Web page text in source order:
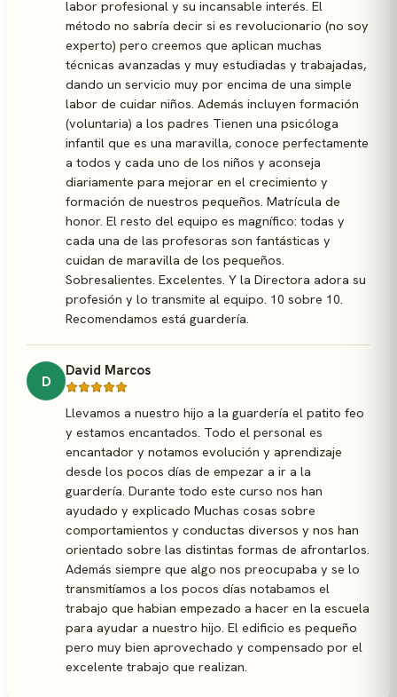
labor profesional y su incansable interés. El
método no sabría decir si es revolucionario (no soy
experto) pero creemos que aplican muchas
técnicas avanzadas y muy estudiadas y trabajadas,
dando un servicio muy por encima de una simple
labor de cuidar niños. Además incluyen formación
(voluntaria) a los padres Tienen una psicóloga
infantil que es una maravilla, conoce perfectamente
a todos y cada uno de los niños y aconseja
diariamente para mejorar en el crecimiento y
formación de nuestros pequeños. Matrícula de
honor. El resto del equipo es magnífico: todas y
cada una de las profesoras son fantásticas y
cuidan de maravilla de los pequeños.
Sobresalientes. Excelentes. Y la Directora adora su
profesión y lo transmite al equipo. 10 sobre 10.
Recomendamos está guardería.
D
David Marcos
Llevamos a nuestro hijo a la guardería el patito feo
y estamos encantados. Todo el personal es
encantador y notamos evolución y aprendizaje
desde los pocos días de empezar a ir a la
guardería. Durante todo este curso nos han
ayudado y explicado Muchas cosas sobre
comportamientos y conductas diversos y nos han
orientado sobre las distintas formas de afrontarlos.
Además siempre que algo nos preocupaba y se lo
transmitíamos a los pocos días notabamos el
trabajo que habian empezado a hacer en la escuela
para ayudar a nuestro hijo. El edificio es pequeño
pero muy bien aprovechado y compensado por el
excelente trabajo que realizan.